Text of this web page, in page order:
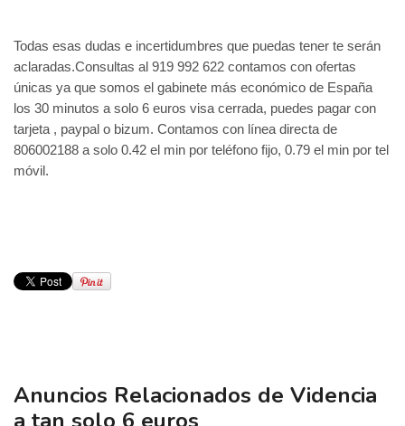
Todas esas dudas e incertidumbres que puedas tener te serán
aclaradas.Consultas al 919 992 622 contamos con ofertas
únicas ya que somos el gabinete más económico de España
los 30 minutos a solo 6 euros visa cerrada, puedes pagar con
tarjeta , paypal o bizum. Contamos con línea directa de
806002188 a solo 0.42 el min por teléfono fijo, 0.79 el min por tel
móvil.
Anuncios Relacionados de Videncia
a tan solo 6 euros